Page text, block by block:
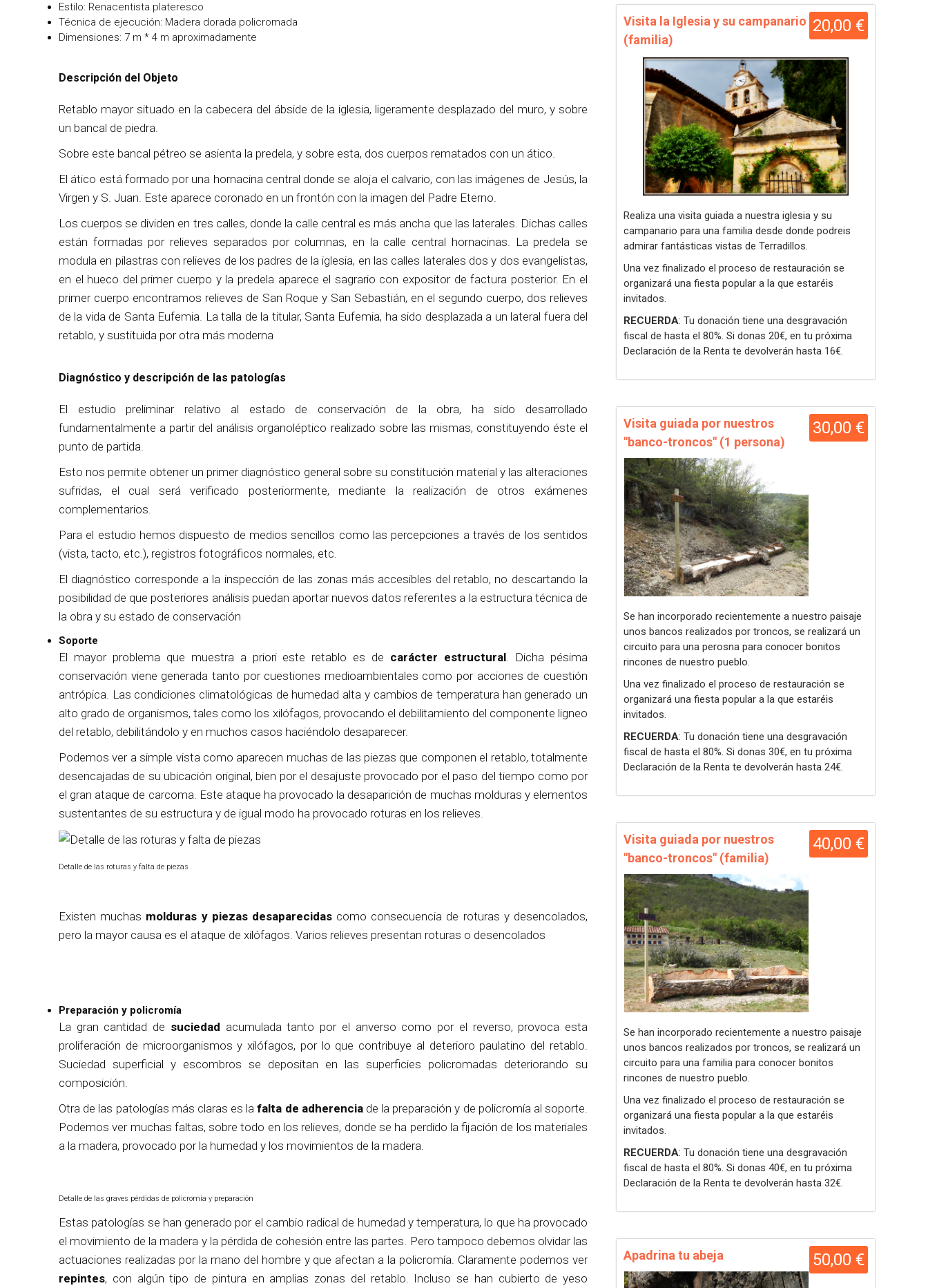
Estilo: Renacentista plateresco
Técnica de ejecución: Madera dorada policromada
Dimensiones: 7 m * 4 m aproximadamente
Descripción del Objeto
Retablo mayor situado en la cabecera del ábside de la iglesia, ligeramente desplazado del muro, y sobre
un bancal de piedra.
Sobre este bancal pétreo se asienta la predela, y sobre esta, dos cuerpos rematados con un ático.
El ático está formado por una hornacina central donde se aloja el calvario, con las imágenes de Jesús, la
Virgen y S. Juan. Este aparece coronado en un frontón con la imagen del Padre Eterno.
Los cuerpos se dividen en tres calles, donde la calle central es más ancha que las laterales. Dichas calles
están formadas por relieves separados por columnas, en la calle central hornacinas. La predela se
modula en pilastras con relieves de los padres de la iglesia, en las calles laterales dos y dos evangelistas,
en el hueco del primer cuerpo y la predela aparece el sagrario con expositor de factura posterior. En el
primer cuerpo encontramos relieves de San Roque y San Sebastián, en el segundo cuerpo, dos relieves
de la vida de Santa Eufemia. La talla de la titular, Santa Eufemia, ha sido desplazada a un lateral fuera del
retablo, y sustituida por otra más moderna
Diagnóstico y descripción de las patologías
El estudio preliminar relativo al estado de conservación de la obra, ha sido desarrollado
fundamentalmente a partir del análisis organoléptico realizado sobre las mismas, constituyendo éste el
punto de partida.
Esto nos permite obtener un primer diagnóstico general sobre su constitución material y las alteraciones
sufridas, el cual será verificado posteriormente, mediante la realización de otros exámenes
complementarios.
Para el estudio hemos dispuesto de medios sencillos como las percepciones a través de los sentidos
(vista, tacto, etc.), registros fotográficos normales, etc.
El diagnóstico corresponde a la inspección de las zonas más accesibles del retablo, no descartando la
posibilidad de que posteriores análisis puedan aportar nuevos datos referentes a la estructura técnica de
la obra y su estado de conservación
Soporte
El mayor problema que muestra a priori este retablo es de carácter estructural. Dicha pésima
conservación viene generada tanto por cuestiones medioambientales como por acciones de cuestión
antrópica. Las condiciones climatológicas de humedad alta y cambios de temperatura han generado un
alto grado de organismos, tales como los xilófagos, provocando el debilitamiento del componente ligneo
del retablo, debilitándolo y en muchos casos haciéndolo desaparecer.
Podemos ver a simple vista como aparecen muchas de las piezas que componen el retablo, totalmente
desencajadas de su ubicación original, bien por el desajuste provocado por el paso del tiempo como por
el gran ataque de carcoma. Este ataque ha provocado la desaparición de muchas molduras y elementos
sustentantes de su estructura y de igual modo ha provocado roturas en los relieves.
Detalle de las roturas y falta de piezas
Existen muchas molduras y piezas desaparecidascomo consecuencia de roturas y desencolados,
pero la mayor causa es el ataque de xilófagos. Varios relieves presentan roturas o desencolados
Preparación y policromía
La gran cantidad de suciedad acumulada tanto por el anverso como por el reverso, provoca esta
proliferación de microorganismos y xilófagos, por lo que contribuye al deterioro paulatino del retablo.
Suciedad superficial y escombros se depositan en las superficies policromadas deteriorando su
composición.
Otra de las patologías más claras es lafalta de adherenciade la preparación y de policromía al soporte.
Podemos ver muchas faltas, sobre todo en los relieves, donde se ha perdido la fijación de los materiales
a la madera, provocado por la humedad y los movimientos de la madera.
Detalle de las graves pérdidas de policromía y preparación
Estas patologías se han generado por el cambio radical de humedad y temperatura, lo que ha provocado
el movimiento de la madera y la pérdida de cohesión entre las partes. Pero tampoco debemos olvidar las
actuaciones realizadas por la mano del hombre y que afectan a la policromía. Claramente podemos ver
repintes, con algún tipo de pintura en amplias zonas del retablo. Incluso se han cubierto de yeso
20,00 €
Visita la Iglesia y su campanario
(familia)
Realiza una visita guiada a nuestra iglesia y su
campanario para una familia desde donde podreis
admirar fantásticas vistas de Terradillos.
Una vez finalizado el proceso de restauración se
organizará una fiesta popular a la que estaréis
invitados.
RECUERDA: Tu donación tiene una desgravación
fiscal de hasta el 80%. Si donas 20€, en tu próxima
Declaración de la Renta te devolverán hasta 16€.
30,00 €
Visita guiada por nuestros
"banco-troncos" (1 persona)
Se han incorporado recientemente a nuestro paisaje
unos bancos realizados por troncos, se realizará un
circuito para una perosna para conocer bonitos
rincones de nuestro pueblo.
Una vez finalizado el proceso de restauración se
organizará una fiesta popular a la que estaréis
invitados.
RECUERDA: Tu donación tiene una desgravación
fiscal de hasta el 80%. Si donas 30€, en tu próxima
Declaración de la Renta te devolverán hasta 24€.
40,00 €
Visita guiada por nuestros
"banco-troncos" (familia)
Se han incorporado recientemente a nuestro paisaje
unos bancos realizados por troncos, se realizará un
circuito para una familia para conocer bonitos
rincones de nuestro pueblo.
Una vez finalizado el proceso de restauración se
organizará una fiesta popular a la que estaréis
invitados.
RECUERDA: Tu donación tiene una desgravación
fiscal de hasta el 80%. Si donas 40€, en tu próxima
Declaración de la Renta te devolverán hasta 32€.
50,00 €
Apadrina tu abeja